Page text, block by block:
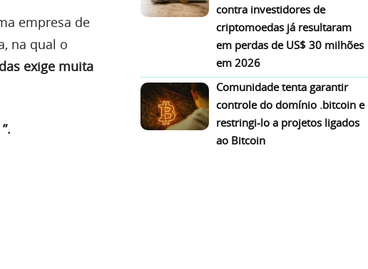
empresa de
na qual o
exige muita
contra investidores de
criptomoedas já resultaram
em perdas de US$ 30 milhões
em 2026
Comunidade tenta garantir
controle do domínio .bitcoin e
restringi-lo a projetos ligados
ao Bitcoin